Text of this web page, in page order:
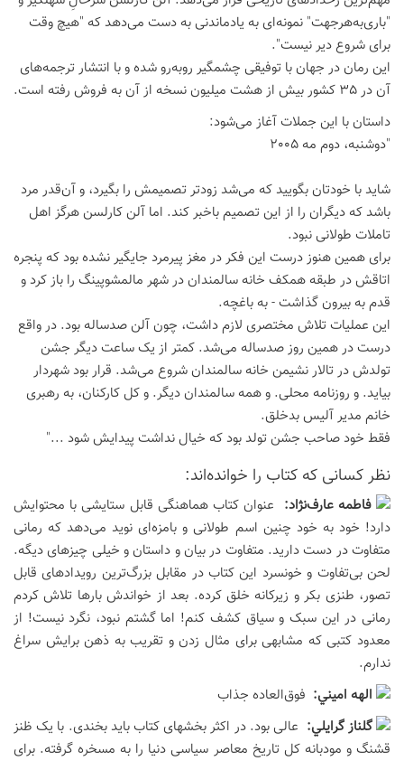
"باری‌به‌هرجهت" نمونه‌ای به یادماندنی به دست می‌دهد که "هیچ وقت
برای شروع دیر نیست".
این رمان در جهان با توفیقی چشمگیر روبه‌رو شده و با انتشار ترجمه‌های
آن در 35 کشور بیش از هشت میلیون نسخه از آن به فروش رفته است.
داستان با این جملات آغاز می‌شود:
"دوشنبه، دوم مه 2005
شاید با خودتان بگویید که می‌شد زودتر تصمیمش را بگیرد، و آن‌قدر مرد
باشد که دیگران را از این تصمیم باخبر کند. اما آلن کارلسن هرگز اهل
تاملات طولانی نبود.
برای همین هنوز درست این فکر در مغز پیرمرد جایگیر نشده بود که پنجره
اتاقش در طبقه همکف خانه سالمندان در شهر مالمشوپینگ را باز کرد و
قدم به بیرون گذاشت - به باغچه.
این عملیات تلاش مختصری لازم داشت، چون آلن صدساله بود. در واقع
درست در همین روز صدساله می‌شد. کمتر از یک ساعت دیگر جشن
تولدش در تالار نشیمن خانه سالمندان شروع می‌شد. قرار بود شهردار
بیاید. و روزنامه محلی. و همه سالمندان دیگر. و کل کارکنان، به رهبری
خانم مدیر آلیس بدخلق.
فقط خود صاحب جشن تولد بود که خیال نداشت پیدایش شود ..."
نظر كسانی كه كتاب را خوانده‌اند:
فاطمه عارف‌نژاد: عنوان کتاب هماهنگی قابل ستایشی با محتوایش
دارد! خود به خود چنین اسم طولانی و بامزه‌ای نوید می‌دهد که رمانی
متفاوت در دست دارید. متفاوت در بیان و داستان و خیلی چیزهای دیگه.
لحن بی‌تفاوت و خونسرد این کتاب در مقابل بزرگ‌ترین رویدادهای قابل
تصور، طنزی بکر و زیرکانه خلق کرده. بعد از خواندش بارها تلاش کردم
رمانی در این سبک و سیاق کشف کنم! اما گشتم نبود، نگرد نیست! از
معدود کتبی که مشابهی برای مثال زدن و تقریب به ذهن برایش سراغ
ندارم.
الهه اميني: فوق‌العاده جذاب
گلناز گرايلي: عالی بود. در اکثر بخشهای کتاب باید بخندی. با یک ظنز
قشنگ و مودبانه کل تاریخ معاصر سیاسی دنیا را به مسخره گرفته. برای